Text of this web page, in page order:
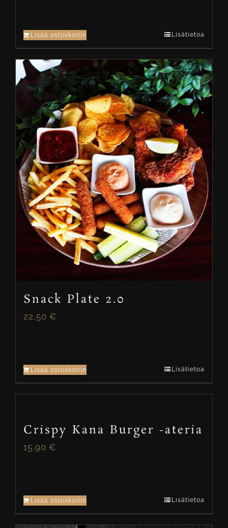
Lisää ostoskoriin Lisätietoa
Snack Plate 2.0
22,50 €
Lisää ostoskoriin Lisätietoa
Crispy Kana Burger -ateria
15,90 €
Lisää ostoskoriin Lisätietoa